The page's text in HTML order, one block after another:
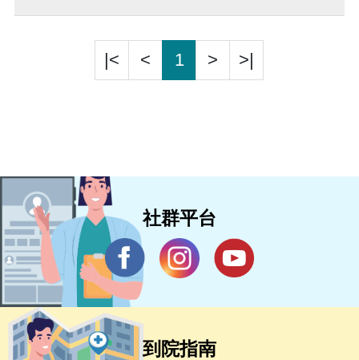
|< < 1 > >|
社群平台
到院指南